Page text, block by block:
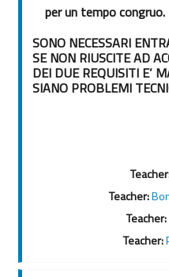
per un tempo congruo.
SONO NECESSARI
SE NON RIUSCITE AD
DEI DUE REQUISITI E’
SIANO PROBLEMI
Teacher:
Teacher:
Teacher: